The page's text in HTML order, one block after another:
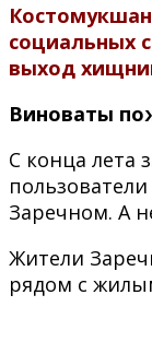
социальных
выход
Виноваты
С конца лета
Заречном. А
Жители
рядом с